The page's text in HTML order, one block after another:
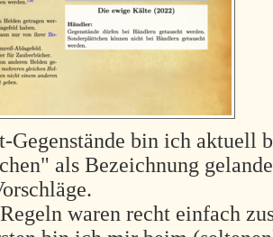
Gegenstände bin ich aktuell
als Bezeichnung
waren recht einfach